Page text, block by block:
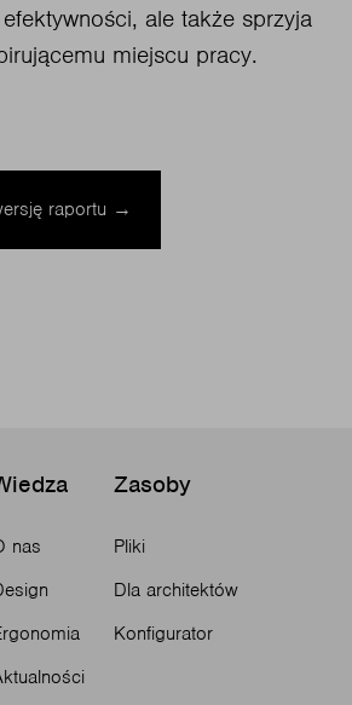
ale także sprzyja
miejscu pracy.
raportu →
nas
Zasoby
Pliki
Dla architektów
Konfigurator